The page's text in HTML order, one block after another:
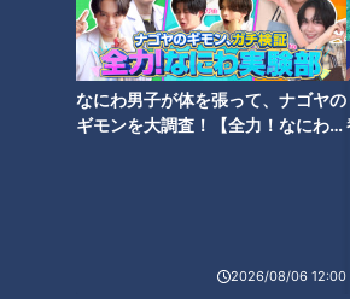
なにわ男子が体を張って、ナゴヤの
ギモンを大調査！【全力！なにわ実
2026/08/06 12:00
CBCテレビ『デララバ』
夕方まで取材を続けていると、店員さ
ープを巻き始めます。すると、お客さ
で108円。1袋139円のチンゲンサイと1